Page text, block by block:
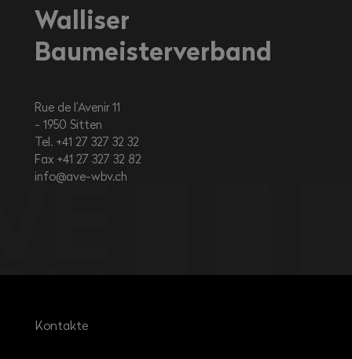
Walliser
Baumeisterverband
Rue de l’Avenir 11
1950 Sitten
Tel. +41 27 327 32 32
Fax +41 27 327 32 82
info@ave-wbv.ch
Kontakte